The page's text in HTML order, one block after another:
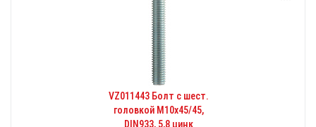
VZ011443 Болт с шест.
головкой М10x45/45,
DIN933, 5,8 цинк